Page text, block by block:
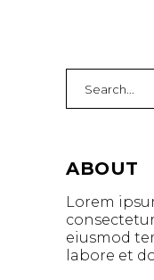
for:
ABOUT
Lorem
eiusmod
labore et